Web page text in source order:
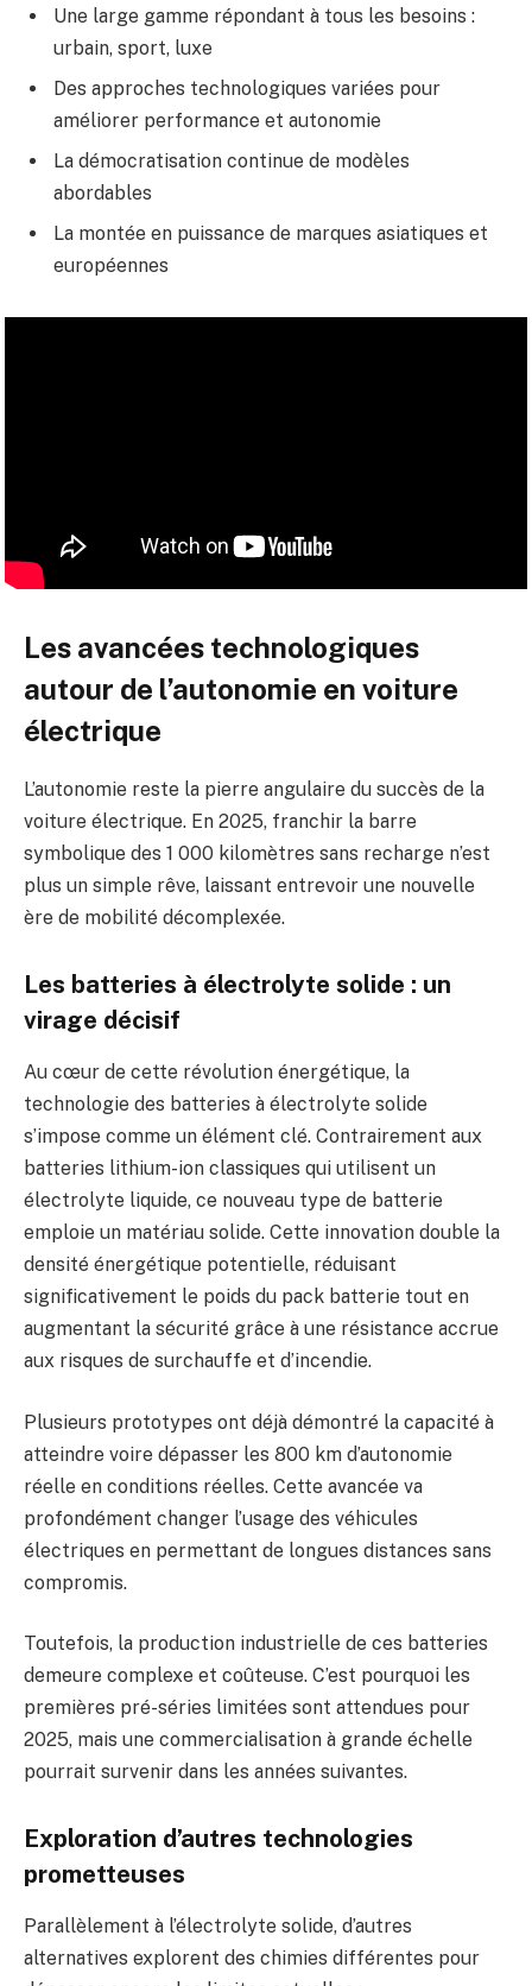
Une large gamme répondant à tous les besoins :
urbain, sport, luxe
Des approches technologiques variées pour
améliorer performance et autonomie
La démocratisation continue de modèles
abordables
La montée en puissance de marques asiatiques et
européennes
Les avancées technologiques
autour de l’autonomie en voiture
électrique
L’autonomie reste la pierre angulaire du succès de la
voiture électrique. En 2025, franchir la barre
symbolique des 1 000 kilomètres sans recharge n’est
plus un simple rêve, laissant entrevoir une nouvelle
ère de mobilité décomplexée.
Les batteries à électrolyte solide : un
virage décisif
Au cœur de cette révolution énergétique, la
technologie des batteries à électrolyte solide
s’impose comme un élément clé. Contrairement aux
batteries lithium-ion classiques qui utilisent un
électrolyte liquide, ce nouveau type de batterie
emploie un matériau solide. Cette innovation double la
densité énergétique potentielle, réduisant
significativement le poids du pack batterie tout en
augmentant la sécurité grâce à une résistance accrue
aux risques de surchauffe et d’incendie.
Plusieurs prototypes ont déjà démontré la capacité à
atteindre voire dépasser les 800 km d’autonomie
réelle en conditions réelles. Cette avancée va
profondément changer l’usage des véhicules
électriques en permettant de longues distances sans
compromis.
Toutefois, la production industrielle de ces batteries
demeure complexe et coûteuse. C’est pourquoi les
premières pré-séries limitées sont attendues pour
2025, mais une commercialisation à grande échelle
pourrait survenir dans les années suivantes.
Exploration d’autres technologies
prometteuses
Parallèlement à l’électrolyte solide, d’autres
alternatives explorent des chimies différentes pour